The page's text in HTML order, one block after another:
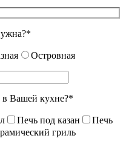
Островная
в Вашей кухне?*
Печь под казан
Печь
гриль